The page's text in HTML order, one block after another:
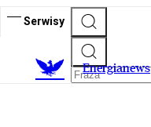
Serwisy
Energianews